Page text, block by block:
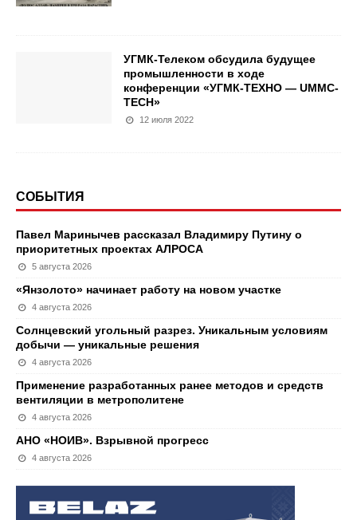
УГМК-Телеком обсудила будущее
промышленности в ходе
конференции «УГМК-ТЕХНО — UMMC-
ТЕСН»
12 июля 2022
СОБЫТИЯ
Павел Маринычев рассказал Владимиру Путину о
приоритетных проектах АЛРОСА
5 августа 2026
«Янзолото» начинает работу на новом участке
4 августа 2026
Солнцевский угольный разрез. Уникальным условиям
добычи — уникальные решения
4 августа 2026
Применение разработанных ранее методов и средств
вентиляции в метрополитене
4 августа 2026
АНО «НОИВ». Взрывной прогресс
4 августа 2026